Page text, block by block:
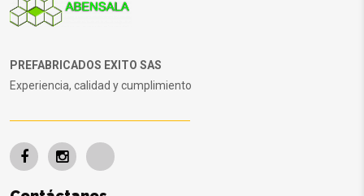
PREFABRICADOS EXITO SAS
Experiencia, calidad y cumplimiento